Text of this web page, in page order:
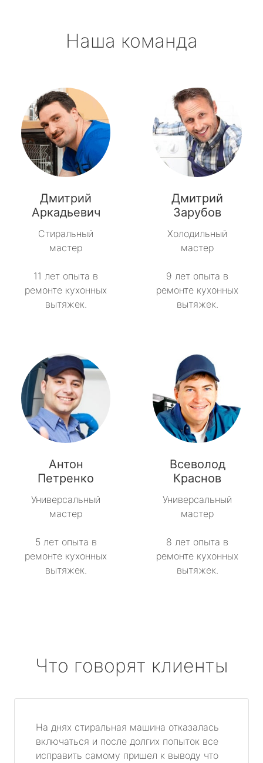
Наша команда
Дмитрий
Аркадьевич
Стиральный
мастер
11 лет опыта в
ремонте кухонных
вытяжек.
Дмитрий
Зарубов
Холодильный
мастер
9 лет опыта в
ремонте кухонных
вытяжек.
Антон
Петренко
Универсальный
мастер
5 лет опыта в
ремонте кухонных
вытяжек.
Всеволод
Краснов
Универсальный
мастер
8 лет опыта в
ремонте кухонных
вытяжек.
Что говорят клиенты
На днях стиральная машина отказалась
включаться и после долгих попыток все
исправить самому пришел к выводу что